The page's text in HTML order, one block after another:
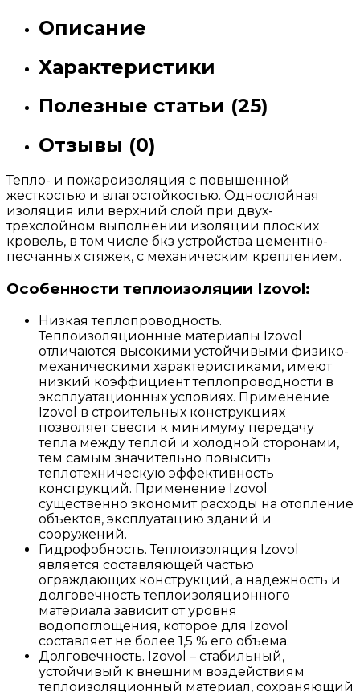
Описание
Характеристики
Полезные статьи (25)
Отзывы (0)
Тепло- и пожароизоляция с повышенной
жесткостью и влагостойкостью. Однослойная
изоляция или верхний слой при двух-
трехслойном выполнении изоляции плоских
кровель, в том числе бкз устройства цементно-
песчанных стяжек, с механическим креплением.
Особенности теплоизоляции Izovol:
Низкая теплопроводность.
Теплоизоляционные материалы Izovol
отличаются высокими устойчивыми физико-
механическими характеристиками, имеют
низкий коэффициент теплопроводности в
эксплуатационных условиях. Применение
Izovol в строительных конструкциях
позволяет свести к минимуму передачу
тепла между теплой и холодной сторонами,
тем самым значительно повысить
теплотехническую эффективность
конструкций. Применение Izovol
существенно экономит расходы на отопление
объектов, эксплуатацию зданий и
сооружений.
Гидрофобность. Теплоизоляция Izovol
является составляющей частью
ограждающих конструкций, а надежность и
долговечность теплоизоляционного
материала зависит от уровня
водопоглощения, которое для Izovol
составляет не более 1,5 % его объема.
Долговечность. Izovol – стабильный,
устойчивый к внешним воздействиям
теплоизоляционный материал, сохраняющий